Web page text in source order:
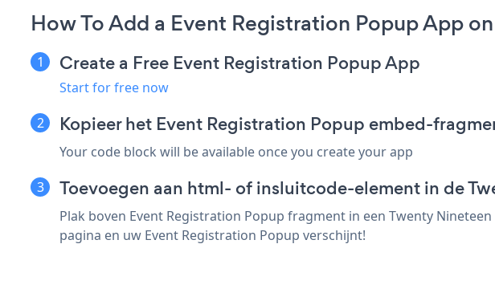
How To Add a Event Registration Popup App
Create a Free Event Registration Popup App
Start for free now
Kopieer het Event Registration Popup embed-
Your code block will be available once you create your app
Toevoegen aan html- of insluitcode-element in de
Plak boven Event Registration Popup fragment in een Twenty
pagina en uw Event Registration Popup verschijnt!